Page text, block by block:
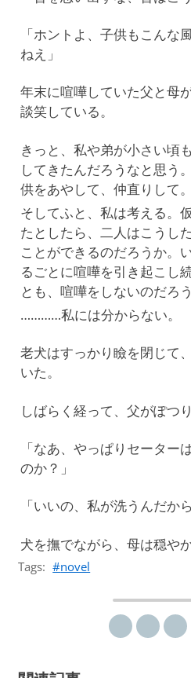
「ホントよ、子供もこんな
ねえ」
年末に喧嘩していた父と母
談笑している。
きっと、私や弟が小さい頃
してきたんだろうなと思う
供をあやして、仲直りして。
そしてふと、私は考える。
たとしたら、二人はこうし
ことができるのだろうか。
るごとに喧嘩を引き起こし
とも、喧嘩をしないのだろう
…………私には分からない。
老犬はすっかり瞼を閉じて
いた。
しばらく経って、父がぽつ
「なあ、やっぱりセーター
のか？」
「いいの、私が洗うんだから
犬を撫でながら、母は穏や
Tags: novel